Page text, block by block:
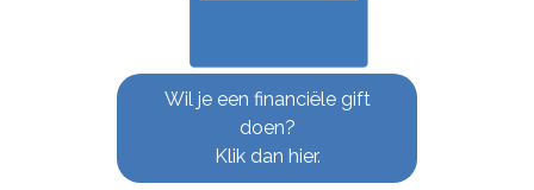
Wil je een financiële gift
doen?
Klik dan hier.